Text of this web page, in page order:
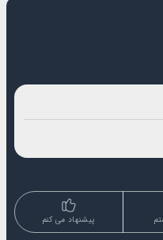
پیشنهاد می کنم